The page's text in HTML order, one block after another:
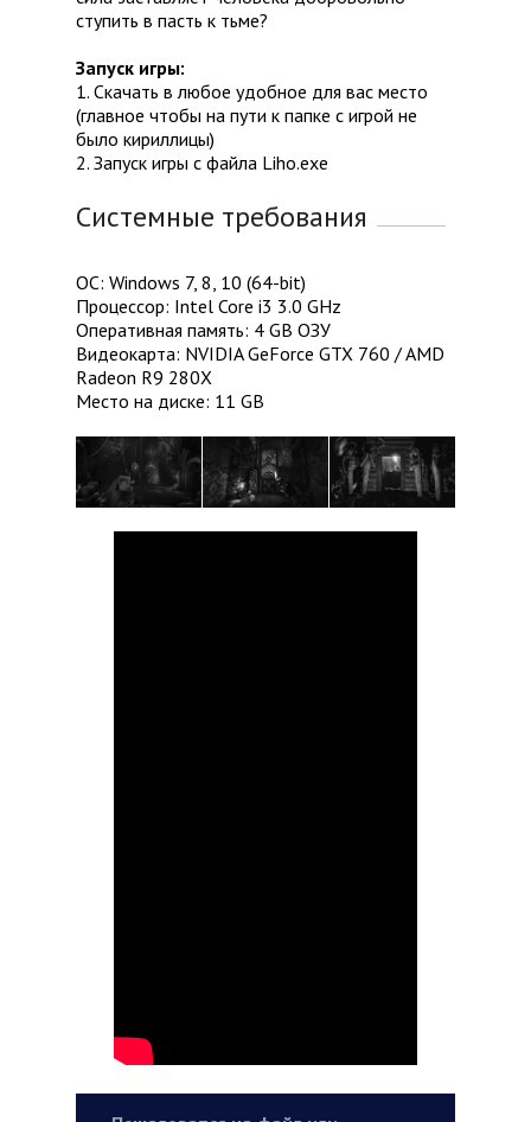
ступить в пасть к тьме?
Запуск игры:
1. Скачать в любое удобное для вас место
(главное чтобы на пути к папке с игрой не
было кириллицы)
2. Запуск игры с файла Liho.exe
Системные требования
ОС: Windows 7, 8, 10 (64-bit)
Процессор: Intel Core i3 3.0 GHz
Оперативная память: 4 GB ОЗУ
Видеокарта: NVIDIA GeForce GTX 760 / AMD
Radeon R9 280X
Место на диске: 11 GB